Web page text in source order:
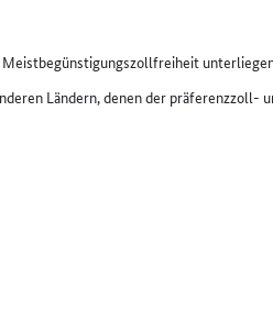
Meistbegünstigungszollfreiheit
Ländern, denen der präferenzzoll-